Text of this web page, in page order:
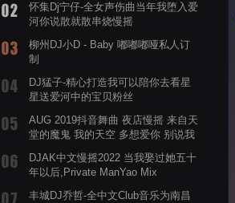
怀集Dj宁仔-全女声伤曲当年我堕入爱
河你说散就散串烧慢摇
柳州DJ小D - Baby 嘟嘟嘟哑私人订
制
DJ猛子-精心打造我可以陪你去看星
星送爱河中的宝贝粉丝
AUG 2019抖音舞曲 夜店慢摇 来自天
堂的魔鬼 我的天空 多想爱你 别说我
DJAK中文慢摇2022 当我娶过她五十
年以后,Private ManYao Mix
丰城DJ乔哲-全中文Club音乐为南昌